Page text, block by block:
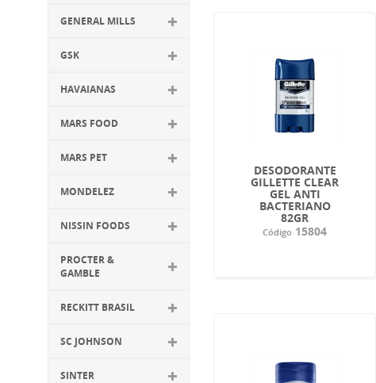
GENERAL MILLS
GSK
HAVAIANAS
MARS FOOD
MARS PET
MONDELEZ
NISSIN FOODS
PROCTER &
GAMBLE
RECKITT BRASIL
SC JOHNSON
SINTER
DESODORANTE
GILLETTE CLEAR
GEL ANTI
BACTERIANO
82GR
Código 15804